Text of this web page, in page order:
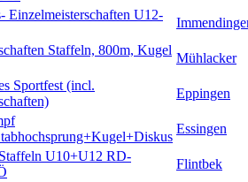
Einzelmeisterschaften U12-
Staffeln, 800m, Kugel
Mühlacker
Sportfest (incl.
Eppingen
Essingen
U10+U12 RD-
Flintbek